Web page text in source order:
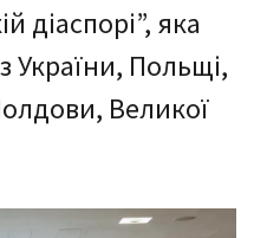
діаспорі”, яка
України, Польщі,
Великої